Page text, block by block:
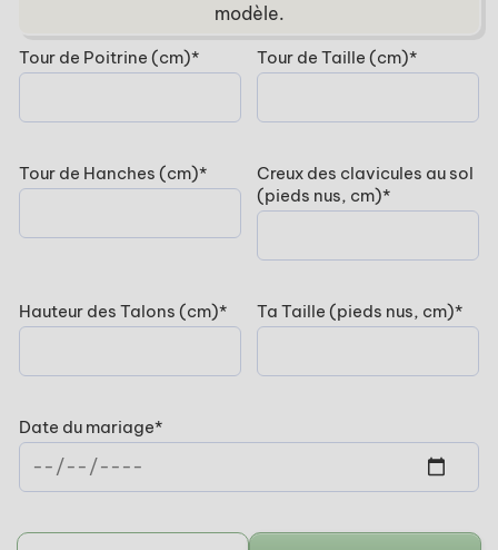
modèle.
Tour de Poitrine (cm)*(required)Tour de Taille (cm)*(required)
Tour de Hanches (cm)*(required)Creux des clavicules au sol
(pieds nus, cm)*(required)
Hauteur des Talons (cm)*(required)
Ta Taille (pieds nus, cm)*
Date du mariage*(required)